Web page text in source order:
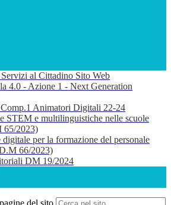
al Cittadino Sito Web
4.0 - Azione 1 - Next Generation
Animatori Digitali 22-24
STEM e multilinguistiche nelle scuole
65/2023)
digitale per la formazione del personale
66/2023)
DM 19/2024